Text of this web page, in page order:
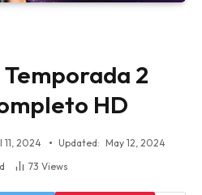
2
HD
11, 2024 Updated: May 12, 2024
73 Views